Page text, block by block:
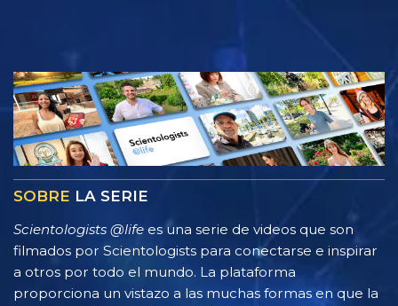
SOBRE LA SERIE
Scientologists @life es una serie de videos que son
filmados por Scientologists para conectarse e inspirar
a otros por todo el mundo. La plataforma
proporciona un vistazo a las muchas formas en que la